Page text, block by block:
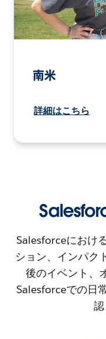
南米
詳細はこちら
Salesforceにおけ
ション、インパク
後のイベント、
Salesforceでの日
認